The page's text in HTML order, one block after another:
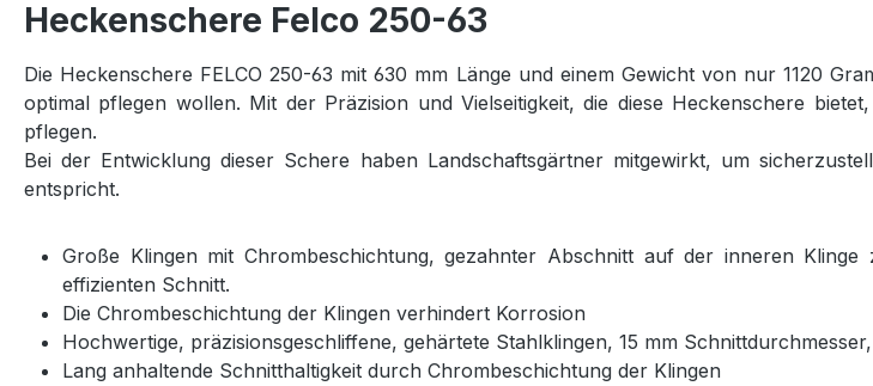
Heckenschere Felco 250-63
Die Heckenschere FELCO 250-63 mit 630 mm Länge und einem Gewicht von nur 1120
optimal pflegen wollen. Mit der Präzision und Vielseitigkeit, die diese Heckenschere
pflegen.
Bei der Entwicklung dieser Schere haben Landschaftsgärtner mitgewirkt, um
entspricht.
Große Klingen mit Chrombeschichtung, gezahnter Abschnitt auf der inneren
effizienten Schnitt.
Die Chrombeschichtung der Klingen verhindert Korrosion
Hochwertige, präzisionsgeschliffene, gehärtete Stahlklingen, 15 mm
Lang anhaltende Schnitthaltigkeit durch Chrombeschichtung der Klingen